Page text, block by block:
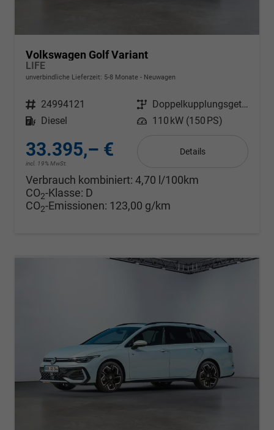
Volkswagen Golf Variant
LIFE
unverbindliche Lieferzeit: 5-8 Monate Neuwagen
Fahrzeugnr. 24994121 Getriebe
Doppelkupplungsgetriebe (DSG)
Kraftstoff
Diesel Leistung 110 kW (150 PS)
33.395,– €
incl. 19% MwSt.
Details
Verbrauch kombiniert: 4,70 l/100km
CO2-Klasse: D
CO2-Emissionen: 123,00 g/km